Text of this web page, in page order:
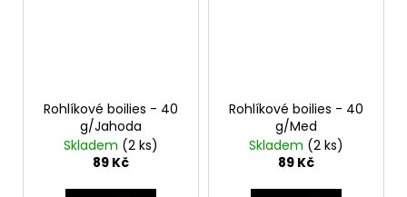
Rohlíkové boilies - 40
g/Jahoda
Skladem (2 ks)
89 Kč
Rohlíkové boilies - 40
g/Med
Skladem (2 ks)
89 Kč